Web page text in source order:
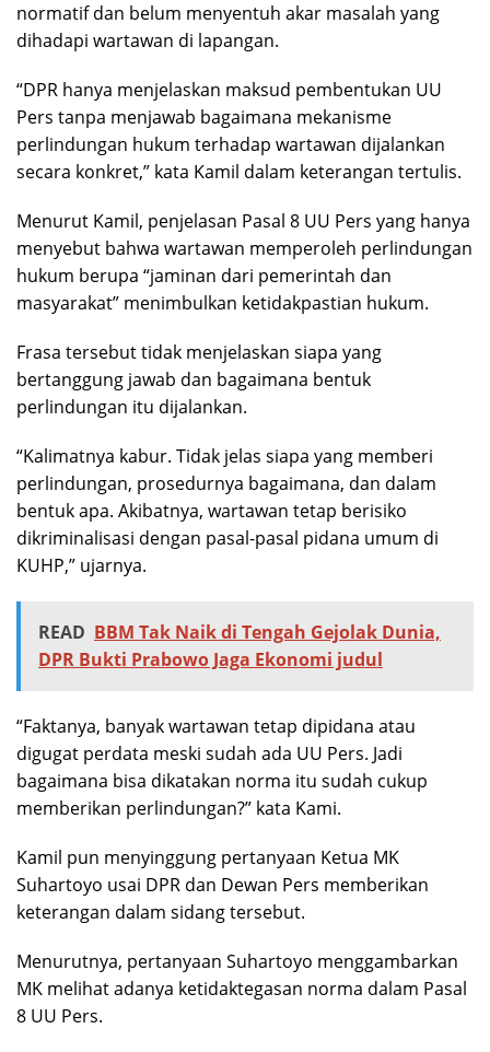
normatif dan belum menyentuh akar masalah yang
dihadapi wartawan di lapangan.
“DPR hanya menjelaskan maksud pembentukan UU
Pers tanpa menjawab bagaimana mekanisme
perlindungan hukum terhadap wartawan dijalankan
secara konkret,” kata Kamil dalam keterangan tertulis.
Menurut Kamil, penjelasan Pasal 8 UU Pers yang hanya
menyebut bahwa wartawan memperoleh perlindungan
hukum berupa “jaminan dari pemerintah dan
masyarakat” menimbulkan ketidakpastian hukum.
Frasa tersebut tidak menjelaskan siapa yang
bertanggung jawab dan bagaimana bentuk
perlindungan itu dijalankan.
“Kalimatnya kabur. Tidak jelas siapa yang memberi
perlindungan, prosedurnya bagaimana, dan dalam
bentuk apa. Akibatnya, wartawan tetap berisiko
dikriminalisasi dengan pasal-pasal pidana umum di
KUHP,” ujarnya.
READ BBM Tak Naik di Tengah Gejolak Dunia,
DPR Bukti Prabowo Jaga Ekonomi judul
“Faktanya, banyak wartawan tetap dipidana atau
digugat perdata meski sudah ada UU Pers. Jadi
bagaimana bisa dikatakan norma itu sudah cukup
memberikan perlindungan?” kata Kami.
Kamil pun menyinggung pertanyaan Ketua MK
Suhartoyo usai DPR dan Dewan Pers memberikan
keterangan dalam sidang tersebut.
Menurutnya, pertanyaan Suhartoyo menggambarkan
MK melihat adanya ketidaktegasan norma dalam Pasal
8 UU Pers.